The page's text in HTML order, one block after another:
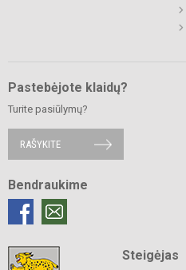
Pastebėjote klaidų?
Turite pasiūlymų?
RAŠYKITE
Bendraukime
Steigėjas